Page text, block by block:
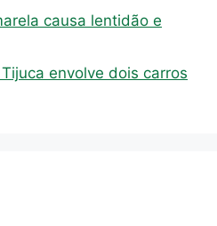
causa lentidão e
envolve dois carros